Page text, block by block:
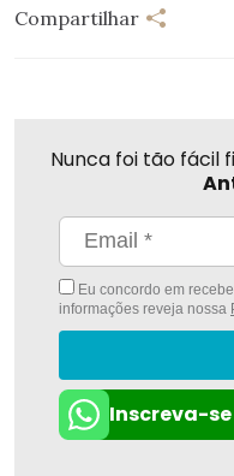
Compartilhar
Nunca foi tão fácil
Eu concordo em
informações reveja nossa
Inscreva-se